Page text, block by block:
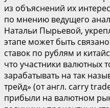
из объяснений их
по мнению ведущего
Натальи Пырьевой,
этапе может быть
ставок по рублям и
что участники валютных
зарабатывать на так
трейд» (от англ. carry
прибыли на валютном